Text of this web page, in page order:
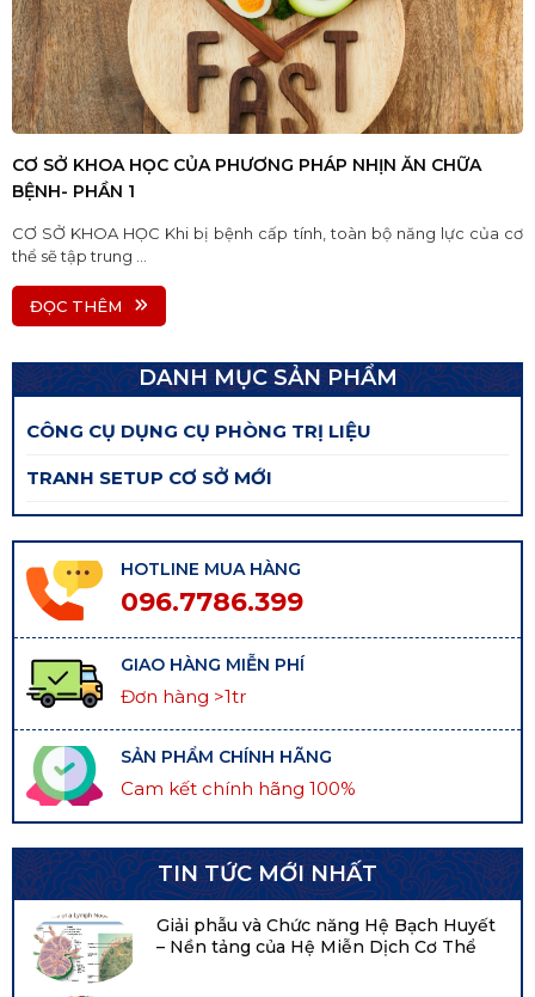
CƠ SỞ KHOA HỌC CỦA PHƯƠNG PHÁP NHỊN ĂN CHỮA
BỆNH- PHẦN 1
CƠ SỞ KHOA HỌC Khi bị bệnh cấp tính, toàn bộ năng lực của cơ
thể sẽ tập trung ...
ĐỌC THÊM
DANH MỤC SẢN PHẨM
CÔNG CỤ DỤNG CỤ PHÒNG TRỊ LIỆU
TRANH SETUP CƠ SỞ MỚI
HOTLINE MUA HÀNG
096.7786.399
GIAO HÀNG MIỄN PHÍ
Đơn hàng >1tr
SẢN PHẨM CHÍNH HÃNG
Cam kết chính hãng 100%
TIN TỨC MỚI NHẤT
Giải phẫu và Chức năng Hệ Bạch Huyết
– Nền tảng của Hệ Miễn Dịch Cơ Thể